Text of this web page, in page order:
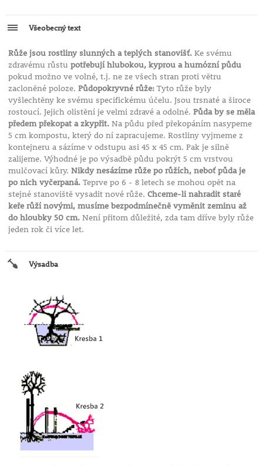
Všeobecný text
Růže jsou rostliny slunných a teplých stanovišť.Ke svému
zdravému růstu potřebují hlubokou, kyprou a humózní půdu
pokud možno ve volné, t.j. ne ze všech stran proti větru
zacloněné poloze. Půdopokryvné růže:Tyto růže byly
vyšlechtěny ke svému specifickému účelu. Jsou trsnaté a široce
rostoucí. Jejich olistění je velmi zdravé a odolné. Půda by se měla
předem překopat a zkypřit.Na půdu před překopáním nasypeme
5 cm kompostu, který do ní zapracujeme. Rostliny vyjmeme z
kontejneru a sázíme v odstupu asi 45 x 45 cm. Pak je silně
zalijeme. Výhodné je po výsadbě půdu pokrýt 5 cm vrstvou
mulčovací kůry. Nikdy nesázíme růže po růžích, neboť půda je
po nich vyčerpaná.Teprve po 6 - 8 letech se mohou opět na
stejné stanoviště vysadit nové růže. Chceme-li nahradit staré
keře růží novými, musíme bezpodmínečně vyměnit zeminu až
do hloubky 50 cm.Není přitom důležité, zda tam dříve byly růže
jeden rok či více let.
Výsadba